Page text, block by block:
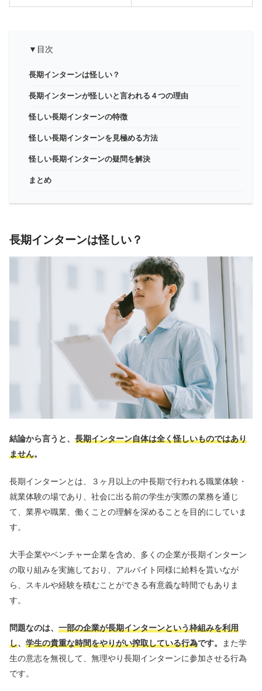
▼目次
長期インターンは怪しい？
長期インターンが怪しいと言われる４つの理由
怪しい長期インターンの特徴
怪しい長期インターンを見極める方法
怪しい長期インターンの疑問を解決
まとめ
長期インターンは怪しい？
結論から言うと、 長期インターン自体は全く怪しいものではあり
ません。
長期インターンとは、３ヶ月以上の中長期で行われる職業体験・
就業体験の場であり、社会に出る前の学生が実際の業務を通じ
て、業界や職業、働くことの理解を深めることを目的にしていま
す。
大手企業やベンチャー企業を含め、多くの企業が長期インターン
の取り組みを実施しており、アルバイト同様に給料を貰いなが
ら、スキルや経験を積むことができる有意義な時間でもありま
す。
問題なのは、 一部の企業が長期インターンという枠組みを利用
し、 学生の貴重な時間をやりがい搾取している行為です。
また学
生の意志を無視して、無理やり長期インターンに参加させる行為
です。